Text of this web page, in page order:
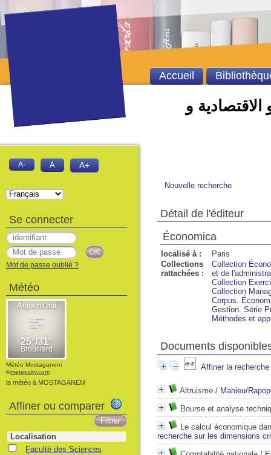
الاقتصادية و
Nouvelle recherche
Détail de l'éditeur
Économica
localisé à :
Paris
Collections
rattachées :
Collection
et de
Collection
Collection
Corpus.
Gestion. Série
Méthodes et
Documents
Affiner la recherche
Altruisme / Mahieu/
Bourse et analyse
Le calcul économique
recherche sur les dimensions
Accueil
A- A A+
Se connecter
Mot de passe oublié ?
Météo
Météo Mostaganem
©meteocity.com
la météo à MOSTAGANEM
Affiner ou comparer
Localisation
Faculté des Sciences